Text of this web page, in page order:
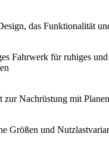
, das Funktionalität
Fahrwerk für ruhiges und
zur Nachrüstung mit
Größen und